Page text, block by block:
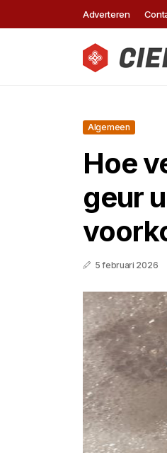
Adverteren
Algemeen
Hoe
geur
5 februari 2026